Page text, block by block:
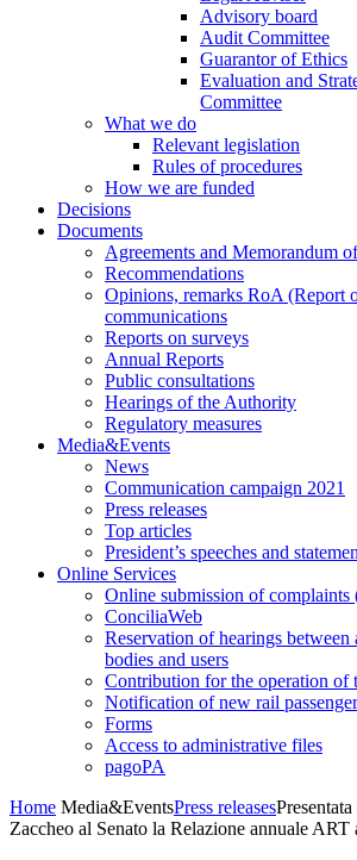
Advisory board
Audit Committee
Guarantor of Ethics
Evaluation and
Committee
What we do
Relevant legislation
Rules of procedures
How we are funded
Decisions
Documents
Agreements and Memorandum
Recommendations
Opinions, remarks RoA (Report
communications
Reports on surveys
Annual Reports
Public consultations
Hearings of the Authority
Regulatory measures
Media&Events
News
Communication campaign 2021
Press releases
Top articles
President’s speeches and
Online Services
Online submission of complaints
ConciliaWeb
Reservation of hearings
bodies and users
Contribution for the operation of
Notification of new rail
Forms
Access to administrative files
pagoPA
Home Media&EventsPress releases
Zaccheo al Senato la Relazione annuale ART